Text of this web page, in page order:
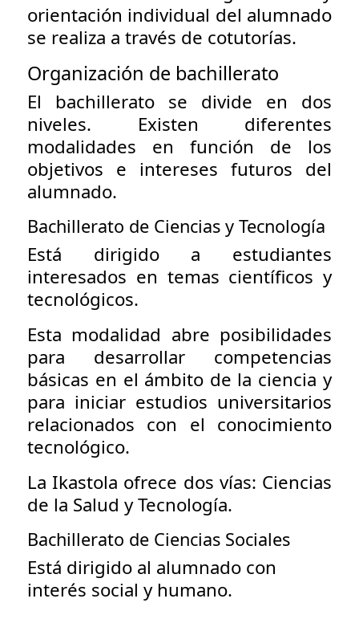
orientación individual del alumnado
se realiza a través de cotutorías.
Organización de bachillerato
El bachillerato se divide en dos
niveles. Existen diferentes
modalidades en función de los
objetivos e intereses futuros del
alumnado.
Bachillerato de Ciencias y Tecnología
Está dirigido a estudiantes
interesados en temas científicos y
tecnológicos.
Esta modalidad abre posibilidades
para desarrollar competencias
básicas en el ámbito de la ciencia y
para iniciar estudios universitarios
relacionados con el conocimiento
tecnológico.
La Ikastola ofrece dos vías: Ciencias
de la Salud y Tecnología.
Bachillerato de Ciencias Sociales
Está dirigido al alumnado con
interés social y humano.